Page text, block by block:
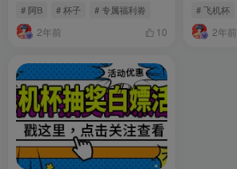
# 阿B # 杯子 # 专属福利劵
2年前 10
# 飞机杯
2年前